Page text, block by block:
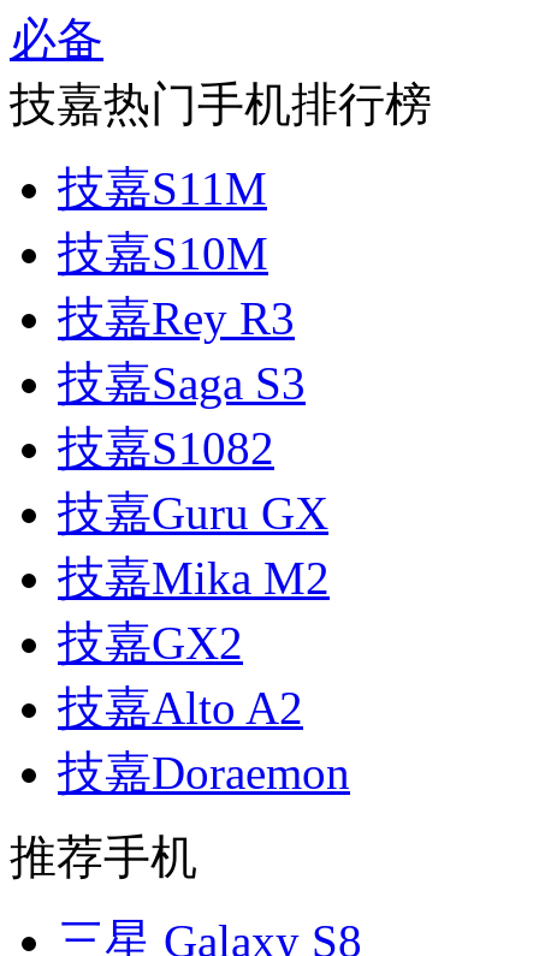
技嘉热门手机排行榜
技嘉S11M
技嘉S10M
技嘉Rey R3
技嘉Saga S3
技嘉S1082
技嘉Guru GX
技嘉Mika M2
技嘉GX2
技嘉Alto A2
技嘉Doraemon
推荐手机
三星 Galaxy S8